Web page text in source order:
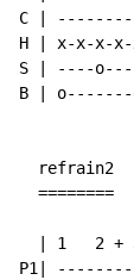
C |
H | x-x-x-
S | ----
B |
  refrain2
  ========
| 1   2 +
P1|